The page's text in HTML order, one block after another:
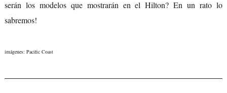
serán los modelos que mostrarán en el Hilton? En un rato lo
sabremos!
imágenes: Pacific Coast